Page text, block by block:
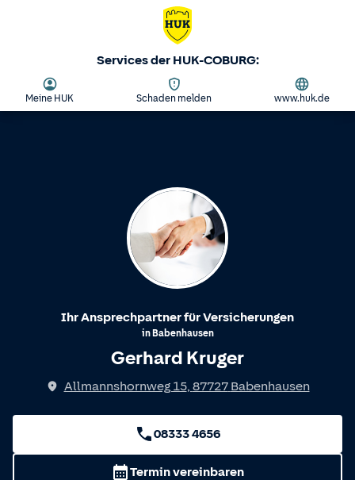
Services der HUK-COBURG:
Meine HUK Schaden melden www.huk.de
Ihr Ansprechpartner für Versicherungen
in Babenhausen
Gerhard Kruger
Allmannshornweg 15, 87727 Babenhausen
08333 4656
Termin vereinbaren